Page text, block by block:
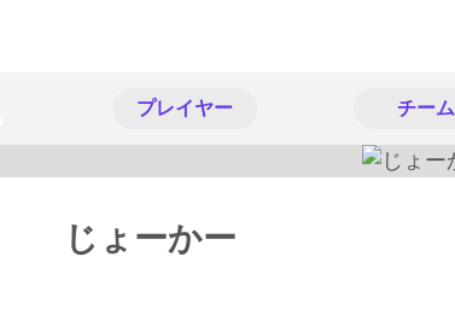
プレイヤー チーム
じょーかー